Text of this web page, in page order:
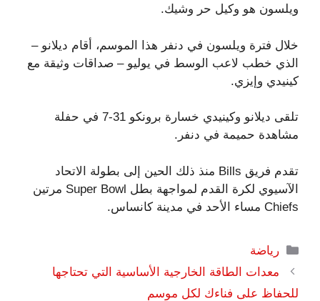
ويلسون هو وكيل حر وشيك.
خلال فترة ويلسون في دنفر هذا الموسم، أقام ديلانو –
الذي خطب لاعب الوسط في يوليو – صداقات وثيقة مع
كينيدي وإيزي.
تلقى ديلانو وكينيدي خسارة برونكو 31-7 في حفلة
مشاهدة حميمة في دنفر.
تقدم فريق Bills منذ ذلك الحين إلى بطولة الاتحاد
الآسيوي لكرة القدم لمواجهة بطل Super Bowl مرتين
Chiefs مساء الأحد في مدينة كانساس.
التصنيفات
رياضة
معدات الطاقة الخارجية الأساسية التي تحتاجها
للحفاظ على فناءك لكل موسم